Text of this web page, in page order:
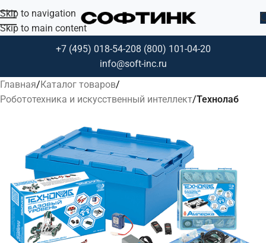
Skip to navigation
Skip to main content
+7 (495) 018-54-208 (800) 101-04-20
info@soft-inc.ru
Главная Каталог товаров
Робототехника и искусственный интеллект Технолаб